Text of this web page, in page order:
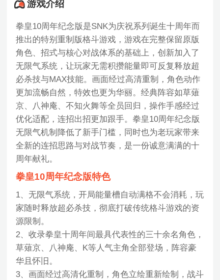
游戏介绍
拳皇10周年纪念版是SNK为庆祝系列诞生十周年而
推出的特别重制版格斗游戏，游戏在完整保留原版
角色、招式与核心对战体系的基础上，创新加入了
无限气系统，让玩家无需积攒能量即可反复释放超
必杀技与MAX技能。画面经过高清重制，角色动作
更加流畅自然，特效也更为华丽。经典阵容如草薙
京、八神庵、不知火舞等全员回归，操作手感经过
优化适配，连招出招更加跟手。拳皇10周年纪念版
无限气机制降低了新手门槛，同时也为老玩家带来
全新的连招思路与对战节奏，是一份诚意满满的十
周年献礼。
拳皇10周年纪念版特色
1、无限气系统，开局能量槽自动满格不会消耗，玩
家随时释放超必杀技，彻底打破传统格斗游戏的资
源限制。
2、收录拳皇十周年间最具代表性的三十余名角色，
草薙京、八神庵、K等人气主角全部登场，阵容豪
华且怀旧。
3、画面经过高清化重制，角色立绘重新绘制，战斗